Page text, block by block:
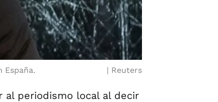
España. Reuters
al periodismo local al decir